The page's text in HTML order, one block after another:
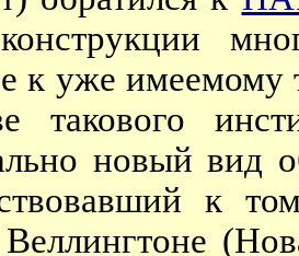
к уже
такового
новый вид
к